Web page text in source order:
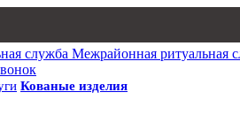
Межрайонная ритуальная
Кованые изделия